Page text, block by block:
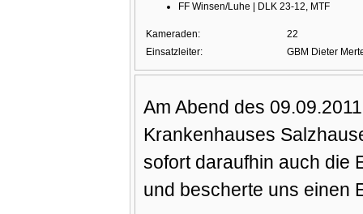
FF Winsen/Luhe | DLK 23-12, MTF
Kameraden:
22
Einsatzleiter:
GBM Dieter
Am Abend des
Krankenhauses
sofort daraufhin auch die
und bescherte uns einen